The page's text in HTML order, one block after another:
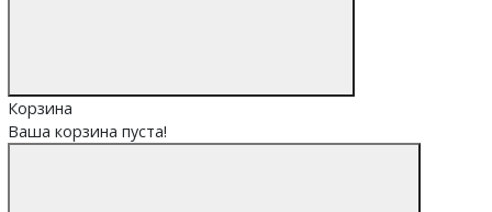
Корзина
Ваша корзина пуста!